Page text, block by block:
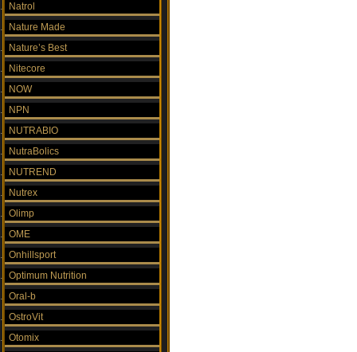
Natrol
Nature Made
Nature’s Best
Nitecore
NOW
NPN
NUTRABIO
NutraBolics
NUTREND
Nutrex
Olimp
OME
Onhillsport
Optimum Nutrition
Oral-b
OstroVit
Otomix